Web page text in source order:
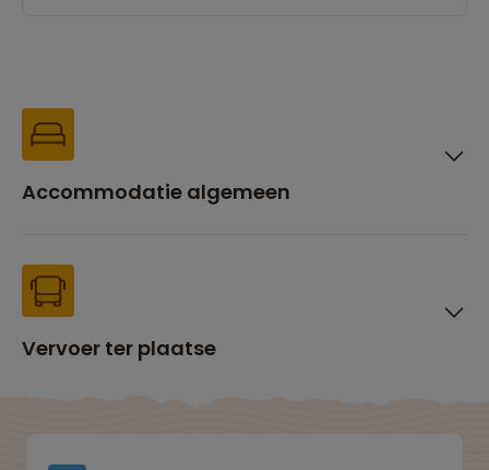
Accommodatie algemeen
Vervoer ter plaatse